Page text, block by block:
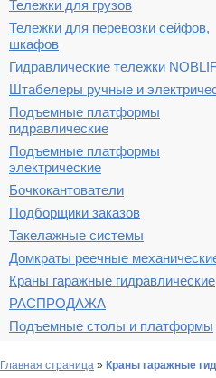
Тележки для грузов
Тележки для перевозки сейфов,
шкафов
Гидравлические тележки
Штабелеры ручные и
Подъемные платформы
гидравлические
Подъемные платформы
электрические
Бочкокантователи
Подборщики заказов
Такелажные системы
Домкраты реечные
Краны гаражные гидравлические
РАСПРОДАЖА
Подъемные столы и платформы
Главная страница » Краны гаражные